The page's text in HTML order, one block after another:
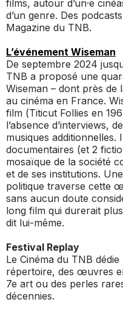
films, autour d’un·e
d’un genre. Des
Magazine du TNB.
L’événement Wiseman
De septembre 2024
TNB a proposé une
Wiseman – dont près de
au cinéma en France.
film (Titicut Follies en
l’absence d’interviews,
musiques additionnelles.
documentaires (et 2
mosaïque de la société
et de ses institutions.
politique traverse cette
sans aucun doute
long film qui durerait
dit lui-même.
Festival Replay
Le Cinéma du TNB
répertoire, des œuvres
7e art ou des perles
décennies.